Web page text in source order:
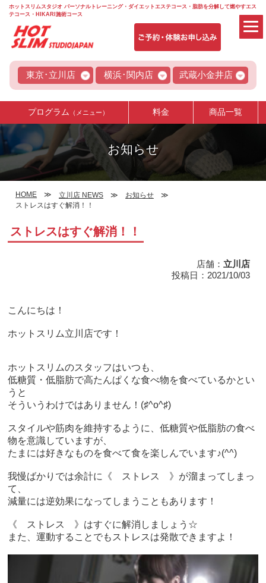
ホットスリムスタジオ パーソナルトレーニング・ダイエットエステコース・脂肪を分解して燃やすエス
テコース・HIKARI施術コース
東京･立川店 横浜･関内店 武蔵小金井店
プログラム （メニュー） 料金 商品一覧
お知らせ
HOME 立川店 NEWS
お知らせ
ストレスはすぐ解消！！
ストレスはすぐ解消！！
店舗： 立川店
投稿日：2021/10/03
こんにちは！
ホットスリム立川店です！
ホットスリムのスタッフはいつも、
低糖質・低脂肪で高たんぱくな食べ物を食べているかとい
うと
そういうわけではありません！(♯^o^♯)
スタイルや筋肉を維持するように、低糖質や低脂肪の食べ
物を意識していますが、
たまには好きなものを食べて食を楽しんでいます♪(^^)
我慢ばかりでは余計に《 ストレス 》が溜まってしまっ
て、
減量には逆効果になってしまうこともあります！
《 ストレス 》はすぐに解消しましょう☆
また、運動することでもストレスは発散できますよ！